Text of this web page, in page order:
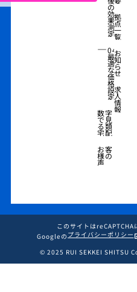
の
効
果
測
定
―04
最
適
な
価
格
設
定
数字
で見
る類
宅配
お客
様の
声
拠
点
一
覧
お
知
ら
せ
求
人
情
報
このサイトはreCAPTCHA
Googleの プライバシーポリシー
© 2025 RUI SEKKEI SHITSU